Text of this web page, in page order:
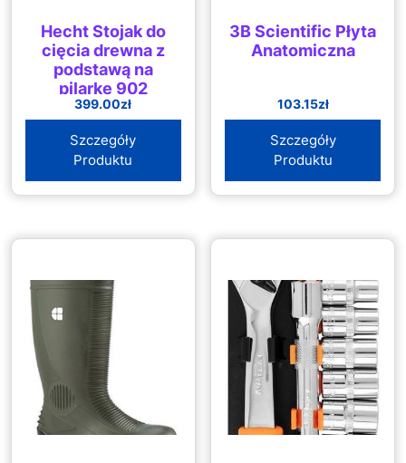
Hecht Stojak do
cięcia drewna z
podstawą na
pilarkę 902
399.00zł
Szczegóły
Produktu
3B Scientific Płyta
Anatomiczna
103.15zł
Szczegóły
Produktu